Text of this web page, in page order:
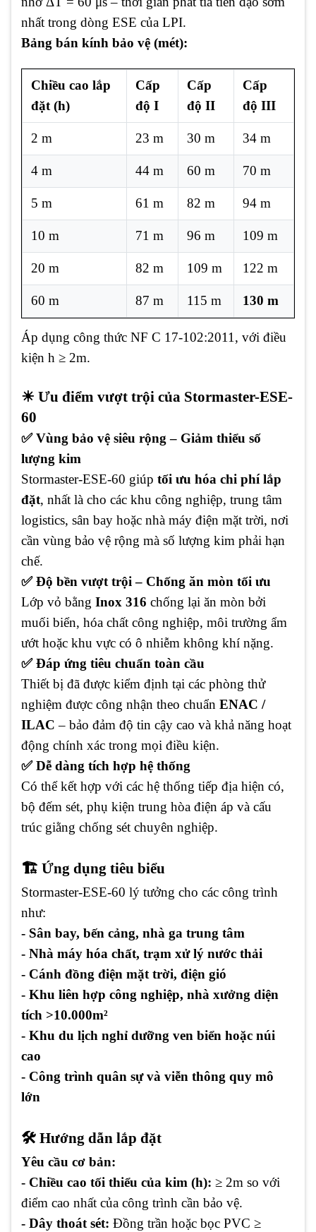
nhất trong dòng ESE của LPI.
Bảng bán kính bảo vệ (mét):
Chiều cao lắp
đặt (h)
Cấp
độ I
Cấp
độ II
Cấp
độ III
2 m 23 m 30 m 34 m
4 m 44 m 60 m 70 m
5 m 61 m 82 m 94 m
10 m 71 m 96 m 109 m
20 m 82 m 109 m 122 m
60 m 87 m 115 m 130 m
Áp dụng công thức NF C 17-102:2011, với điều
kiện h ≥ 2m.
☀ Ưu điểm vượt trội của Stormaster-ESE-
60
✅ Vùng bảo vệ siêu rộng – Giảm thiểu số
lượng kim
Stormaster-ESE-60 giúp tối ưu hóa chi phí lắp
đặt, nhất là cho các khu công nghiệp, trung tâm
logistics, sân bay hoặc nhà máy điện mặt trời, nơi
cần vùng bảo vệ rộng mà số lượng kim phải hạn
chế.
✅ Độ bền vượt trội – Chống ăn mòn tối ưu
Lớp vỏ bằng Inox 316 chống lại ăn mòn bởi
muối biển, hóa chất công nghiệp, môi trường ẩm
ướt hoặc khu vực có ô nhiễm không khí nặng.
✅ Đáp ứng tiêu chuẩn toàn cầu
Thiết bị đã được kiểm định tại các phòng thử
nghiệm được công nhận theo chuẩn ENAC /
ILAC – bảo đảm độ tin cậy cao và khả năng hoạt
động chính xác trong mọi điều kiện.
✅ Dễ dàng tích hợp hệ thống
Có thể kết hợp với các hệ thống tiếp địa hiện có,
bộ đếm sét, phụ kiện trung hòa điện áp và cấu
trúc giằng chống sét chuyên nghiệp.
🏗 Ứng dụng tiêu biểu
Stormaster-ESE-60 lý tưởng cho các công trình
như:
- Sân bay, bến cảng, nhà ga trung tâm
- Nhà máy hóa chất, trạm xử lý nước thải
- Cánh đồng điện mặt trời, điện gió
- Khu liên hợp công nghiệp, nhà xưởng diện
tích >10.000m²
- Khu du lịch nghỉ dưỡng ven biển hoặc núi
cao
- Công trình quân sự và viễn thông quy mô
lớn
🛠 Hướng dẫn lắp đặt
Yêu cầu cơ bản:
- Chiều cao tối thiểu của kim (h): ≥ 2m so với
điểm cao nhất của công trình cần bảo vệ.
- Dây thoát sét: Đồng trần hoặc bọc PVC ≥